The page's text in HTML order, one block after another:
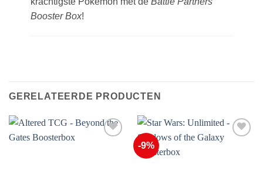
Booster Box!
GERELATEERDE PRODUCTEN
-9%
Voeg toe